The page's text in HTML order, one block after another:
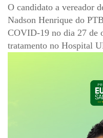
O candidato a vereador
Nadson Henrique do
COVID-19 no dia 27 de
tratamento no Hospital